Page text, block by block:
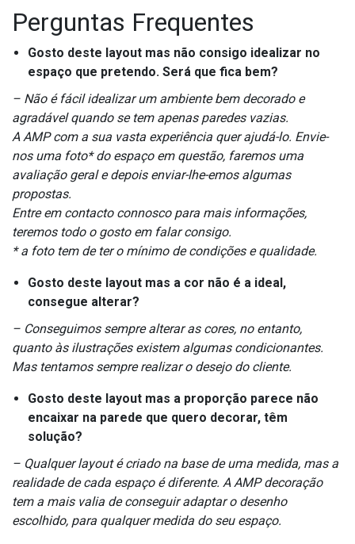
Perguntas Frequentes
Gosto deste layout mas não consigo idealizar no
espaço que pretendo. Será que fica bem?
– Não é fácil idealizar um ambiente bem decorado e
agradável quando se tem apenas paredes vazias.
A AMP com a sua vasta experiência quer ajudá-lo. Envie-
nos uma foto* do espaço em questão, faremos uma
avaliação geral e depois enviar-lhe-emos algumas
propostas.
Entre em contacto connosco para mais informações,
teremos todo o gosto em falar consigo.
* a foto tem de ter o mínimo de condições e qualidade.
Gosto deste layout mas a cor não é a ideal,
consegue alterar?
– Conseguimos sempre alterar as cores, no entanto,
quanto às ilustrações existem algumas condicionantes.
Mas tentamos sempre realizar o desejo do cliente.
Gosto deste layout mas a proporção parece não
encaixar na parede que quero decorar, têm
solução?
– Qualquer layout é criado na base de uma medida, mas a
realidade de cada espaço é diferente. A AMP decoração
tem a mais valia de conseguir adaptar o desenho
escolhido, para qualquer medida do seu espaço.